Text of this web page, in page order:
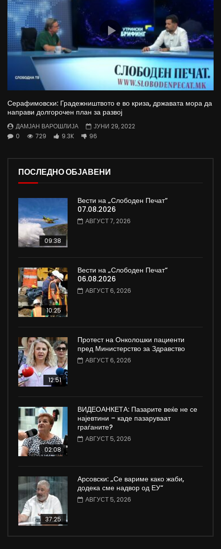
Серафимовски: Градежништвото е во криза, државата мора да
направи долгорочен план за развој
ДАМЈАН ВАРОШЛИЈА
ЈУНИ 29, 2022
0
729 9.3K 96
ПОСЛЕДНО ОБЈАВЕНИ
09:38
Вести на „Слободен Печат“
07.08.2026
АВГУСТ 7, 2026
10:25
Вести на „Слободен Печат“
06.08.2026
АВГУСТ 6, 2026
12:51
Протест на Онколошки пациенти
пред Министерство за Здравство
АВГУСТ 6, 2026
02:08
ВИДЕОАНКЕТА: Пазарите веќе не се
најевтини – каде пазаруваат
граѓаните?
АВГУСТ 5, 2026
37:25
Арсовски: „Се вариме како жаби,
додека сме надвор од ЕУ“
АВГУСТ 5, 2026